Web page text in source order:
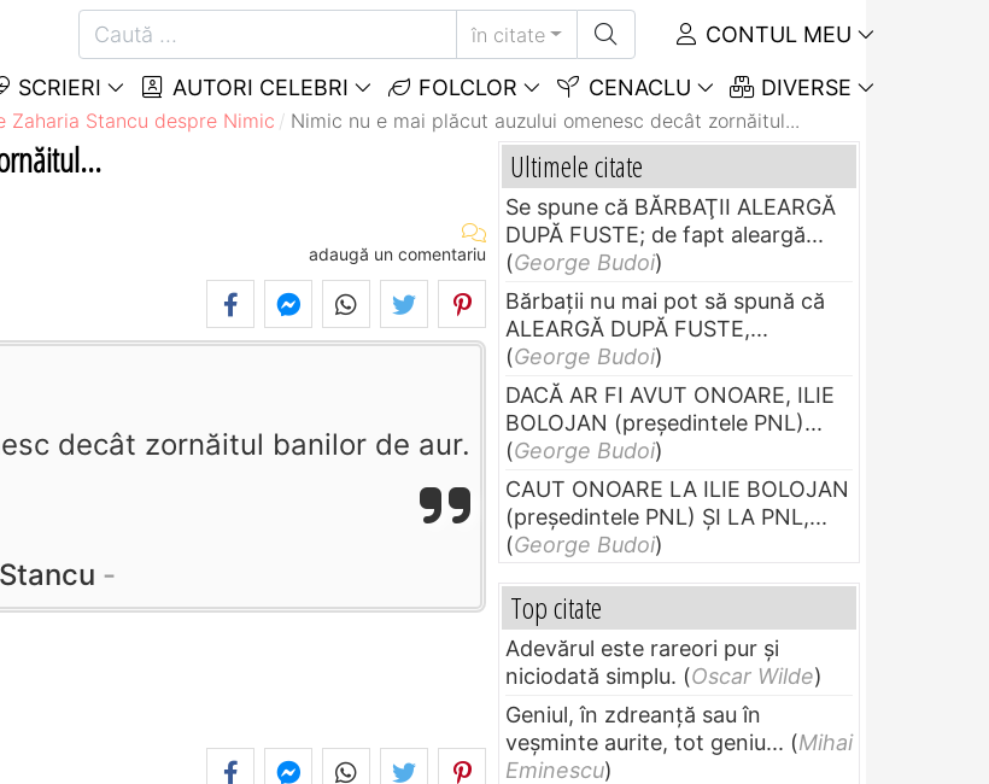
în citate CONTUL MEU
SCRIERI AUTORI CELEBRI FOLCLOR CENACLU DIVERSE
Zaharia Stancu despre Nimic Nimic nu e mai plăcut auzului omenesc decât zornăitul...
adaugă un comentariu
decât zornăitul banilor de aur.
Ultimele citate
Se spune că BĂRBAŢII ALEARGĂ
DUPĂ FUSTE; de fapt aleargă...
(George Budoi)
Bărbaţii nu mai pot să spună că
ALEARGĂ DUPĂ FUSTE,...
(George Budoi)
DACĂ AR FI AVUT ONOARE, ILIE
BOLOJAN (preşedintele PNL)...
(George Budoi)
CAUT ONOARE LA ILIE BOLOJAN
(preşedintele PNL) ŞI LA PNL,...
(George Budoi)
Top citate
Adevărul este rareori pur și
niciodată simplu. (Oscar Wilde)
Geniul, în zdreanţă sau în
veşminte aurite, tot geniu... (Mihai
Eminescu)